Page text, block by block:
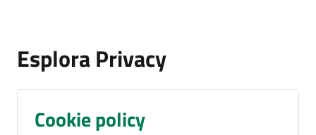
Esplora Privacy
Cookie policy